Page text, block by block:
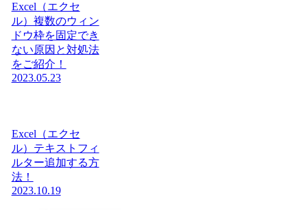
Excel（エクセ
ル）複数のウィン
ドウ枠を固定でき
ない原因と対処法
をご紹介！
2023.05.23
Excel（エクセ
ル）テキストフィ
ルター追加する方
法！
2023.10.19